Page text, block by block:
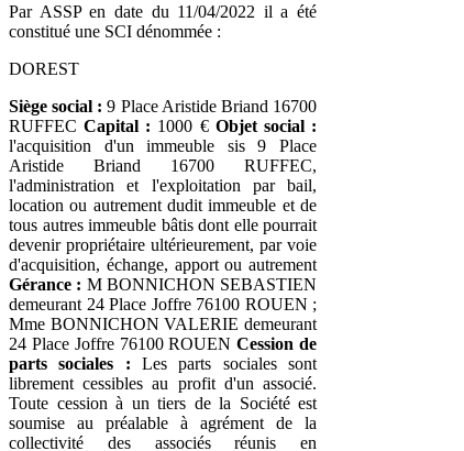
Par ASSP en date du 11/04/2022 il a été
constitué une SCI dénommée :
DOREST
Siège social : 9 Place Aristide Briand 16700
RUFFECCapital : 1000 € Objet social :
l'acquisition d'un immeuble sis 9 Place
Aristide Briand 16700 RUFFEC,
l'administration et l'exploitation par bail,
location ou autrement dudit immeuble et de
tous autres immeuble bâtis dont elle pourrait
devenir propriétaire ultérieurement, par voie
d'acquisition, échange, apport ou autrement
Gérance : M BONNICHON SEBASTIEN
demeurant 24 Place Joffre 76100 ROUEN ;
Mme BONNICHON VALERIE demeurant
24 Place Joffre 76100 ROUENCession de
parts sociales : Les parts sociales sont
librement cessibles au profit d'un associé.
Toute cession à un tiers de la Société est
soumise au préalable à agrément de la
collectivité des associés réunis en